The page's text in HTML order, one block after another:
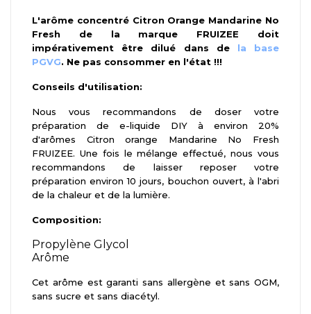
L'arôme concentré Citron Orange Mandarine No
Fresh de la marque FRUIZEE doit
impérativement être dilué dans de la base
PGVG. Ne pas consommer en l'état !!!
Conseils d'utilisation:
Nous vous recommandons de doser votre
préparation de e-liquide DIY à environ 20%
d'arômes Citron orange Mandarine No Fresh
FRUIZEE. Une fois le mélange effectué, nous vous
recommandons de laisser reposer votre
préparation environ 10 jours, bouchon ouvert, à l'abri
de la chaleur et de la lumière.
Composition:
Propylène Glycol
Arôme
Cet arôme est garanti sans allergène et sans OGM,
sans sucre et sans diacétyl.